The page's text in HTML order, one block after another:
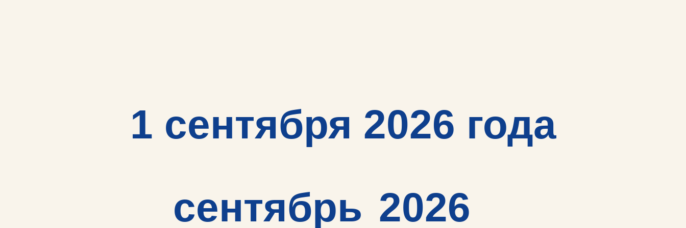
1 сентября 2026 года
2026
сентябрь